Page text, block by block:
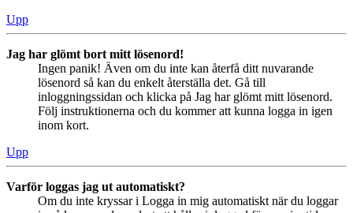
Upp
Jag har glömt bort mitt lösenord!
Ingen panik! Även om du inte kan återfå ditt nuvarande
lösenord så kan du enkelt återställa det. Gå till
inloggningssidan och klicka på Jag har glömt mitt lösenord.
Följ instruktionerna och du kommer att kunna logga in igen
inom kort.
Upp
Varför loggas jag ut automatiskt?
Om du inte kryssar i Logga in mig automatiskt när du loggar